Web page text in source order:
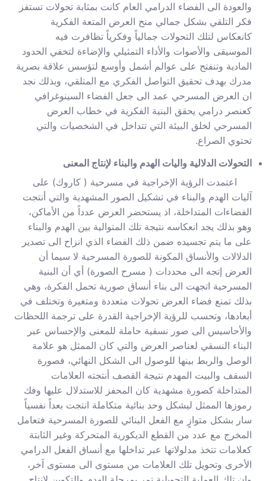
والعودة الى الفضاء الدرامي العام كانت بمثابة تحولات تستفز
فكر التلقي بشكل جمالي منح العرض المتعة الفكرية
كانعكاس لتلك التحولات جمالياً وفكرياً تظافرت فيه
الموسيقى والأصوات والأداء التمثيلي والإضاءة لتخفي الحدود
المادية وتنفتح على عوالم أشمل وأوسع لتؤسس علاقة بصرية
مدرك بهدف تحقيق التواصل الفكري مع المتلقي، وبذلك نجد
ان العرض المسرحي عمد الى جعل الفضاء السينوغرافي
كعنصر درامي يحقق البنية الفكرية في خطاب العرض
المسرحي لخلق البيئة التي تتداخل في الشخصيات والتي
تحتوي الصراع.
التحولات الدلالية واليات الهدم والبناء لإنتاج المعنى
اعتمدت الرؤية الإخراجية في مسرحية ( كاروك) على
آليات الهدم والبناء في تشكيل الصور المشهدية والتي أنتجت
الفضاءات المتداخلة، اذ يستحضر العرض عدداً من الأماكن،
وهو بذلك يجد انعكاسه نتيجة تلك المتوالية بين الهدم والبناء
على ما يتم تجسيده ضمن ذلك الفضاء الذي انزاح الى تصدير
الدلالات والأنساق المكونة للصورة المسرحية لا سيما أن
العرض إتجه الى محددات ( مسرح الصورة) أي أن البنية
المسرحية اتجهت الى بناء أنساق صورية تحمل الفكرة، وهي
بذلك تمنع فضاء العرض تحولات متعددة ومتغيرة وتختلف في
أبعادها، وتحسب للرؤية الإخراجية القدرة على ترجمة اللحظات
والأحاسيس الى صور نسقية حاملة للمعنى والإحساس عبر
البناء النسقي لعناصر العرض والتي كان الممثل هو علامة
الوصل والربط بينها للوصول الى الشكل النهائي، فصورة
السقف والبيت المهدم نتيجة القصف أنتجته العلامات
المتداخلة كصورة مشهدية كان المحفز للاستدلال عليها وفك
رموزها الممثل ليشكل وحد بنائية متكاملة انتجت بعداً نفسياً
سار بشكل متوازٍ مع الفعل البنائي للصورة المسرحية فتعامل
المخرج مع عدد من القطع الديكورية المتحركة وغير الثابتة
كعلامات تتخذ مدلولاتها عبر تداخلها مع أنساق الفعل الدرامي
الأخرى وتحويل تلك العلامات من مستوى الى مستوى آخر،